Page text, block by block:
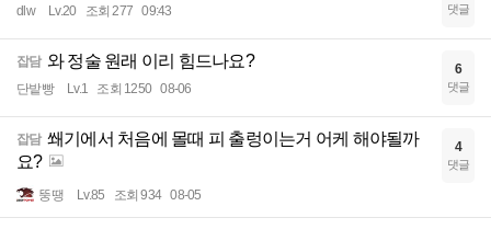
dlw Lv.20 조회 277 09:43 댓글
잡담 와 정술 원래 이리 힘드나요?
단밭빵 Lv.1 조회 1250 08-06
6
댓글
잡담 쐐기에서 처음에 몰때 피 출렁이는거 어케 해야될까
요?
뚱땡 Lv.85 조회 934 08-05
4
댓글